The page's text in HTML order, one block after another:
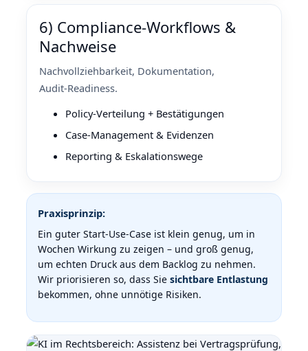
6) Compliance‑Workflows &
Nachweise
Nachvollziehbarkeit, Dokumentation,
Audit‑Readiness.
Policy‑Verteilung + Bestätigungen
Case‑Management & Evidenzen
Reporting & Eskalationswege
Praxisprinzip:
Ein guter Start‑Use‑Case ist klein genug, um in
Wochen Wirkung zu zeigen – und groß genug,
um echten Druck aus dem Backlog zu nehmen.
Wir priorisieren so, dass Sie sichtbare Entlastung
bekommen, ohne unnötige Risiken.